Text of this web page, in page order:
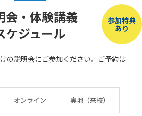
参加特典
あり
会・体験講義
ケジュール
の説明会にご参加ください。ご予約は
オンライン 実地（来校）